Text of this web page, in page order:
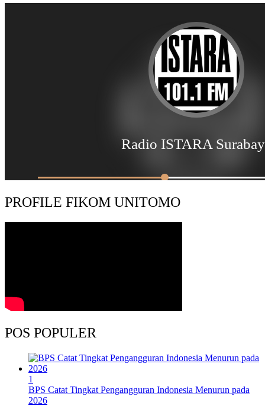
PROFILE FIKOM UNITOMO
POS POPULER
1
BPS Catat Tingkat Pengangguran Indonesia Menurun pada
2026